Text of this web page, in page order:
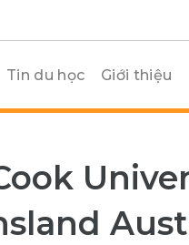
Tin du học Giới thiệu